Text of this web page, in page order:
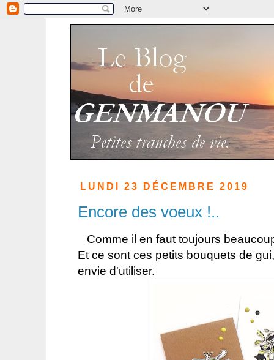
LUNDI 23 DÉCEMBRE 2019
Encore des voeux !..
Comme il en faut toujours
Et ce sont ces petits bouquets de
envie d'utiliser.